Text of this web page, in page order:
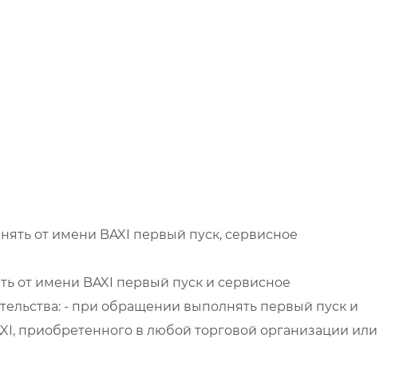
от имени BAXI первый пуск, сервисное
от имени BAXI первый пуск и сервисное
- при обращении выполнять первый пуск и
приобретенного в любой торговой организации или